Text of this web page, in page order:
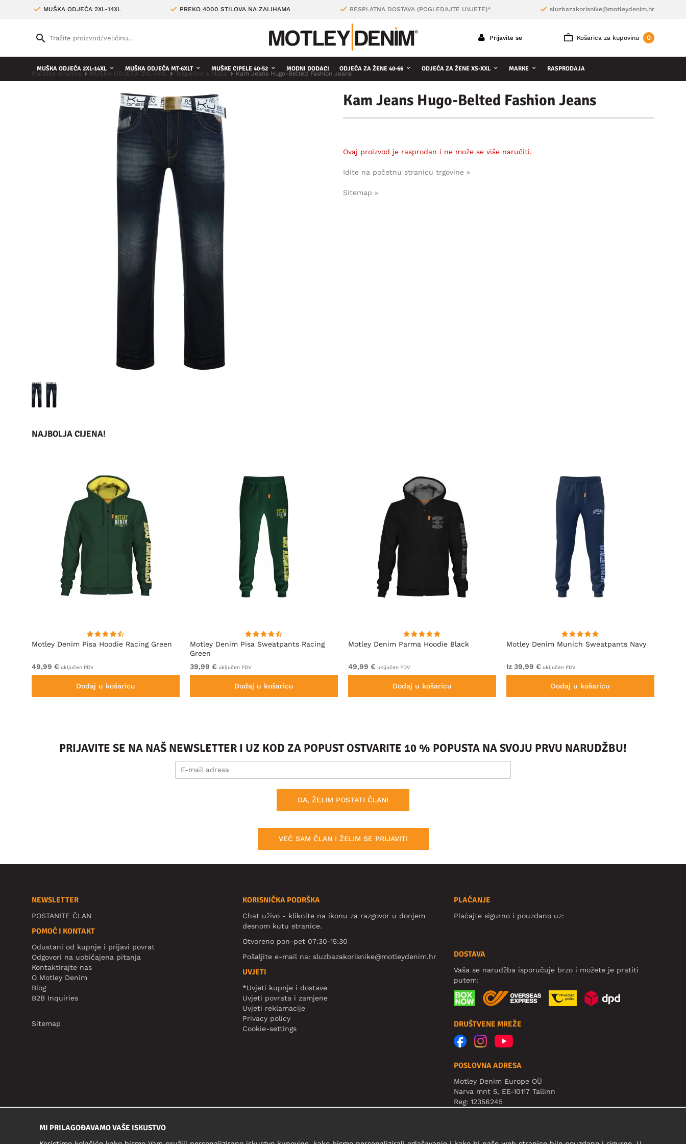
MUŠKA ODJEĆA 2XL-14XL PREKO 4000 STILOVA NA ZALIHAMA BESPLATNA DOSTAVA (POGLEDAJTE UVJETE)* sluzbazakorisnike@motleydenim.hr
Košarica za kupovinu 0
Prijavite se
MUŠKA ODJEĆA 2XL-14XL MUŠKA ODJEĆA MT-6XLT MUŠKE CIPELE 40-52 MODNI DODACI ODJEĆA ZA ŽENE 40-66 ODJEĆA ZA ŽENE XS-XXL MARKE RASPRODAJA
Početna stranica MUŠKA ODJEĆA 2XL-14XL Traperice & hlače Kam Jeans Hugo-Belted Fashion Jeans
Kam Jeans Hugo-Belted Fashion Jeans
Ovaj proizvod je rasprodan i ne može se više naručiti.
Idite na početnu stranicu trgovine »
Sitemap »
NAJBOLJA CIJENA!
Motley Denim Pisa Hoodie Racing Green
49,99 € uključen PDV
Dodaj u košaricu
Motley Denim Pisa Sweatpants Racing
Green
39,99 € uključen PDV
Dodaj u košaricu
Motley Denim Parma Hoodie Black
49,99 € uključen PDV
Dodaj u košaricu
Motley Denim Munich Sweatpants Navy
Iz 39,99 € uključen PDV
Dodaj u košaricu
PRIJAVITE SE NA NAŠ NEWSLETTER I UZ KOD ZA POPUST OSTVARITE 10 % POPUSTA NA SVOJU PRVU NARUDŽBU!
DA, ŽELIM POSTATI ČLAN!
VEĆ SAM ČLAN I ŽELIM SE PRIJAVITI
NEWSLETTER
POSTANITE ČLAN
POMOĆ I KONTAKT
Odustani od kupnje i prijavi povrat
Odgovori na uobičajena pitanja
Kontaktirajte nas
O Motley Denim
Blog
B2B Inquiries
Sitemap
KORISNIČKA PODRŠKA
Chat uživo - kliknite na ikonu za razgovor u donjem
desnom kutu stranice.
Otvoreno pon-pet 07:30-15:30
Pošaljite e-mail na:sluzbazakorisnike@motleydenim.hr
UVJETI
*Uvjeti kupnje i dostave
Uvjeti povrata i zamjene
Uvjeti reklamacije
Privacy policy
Cookie-settings
PLAĆANJE
Plaćajte sigurno i pouzdano uz:
DOSTAVA
Vaša se narudžba isporučuje brzo i možete je pratiti
putem:
DRUŠTVENE MREŽE
POSLOVNA ADRESA
Motley Denim Europe OÜ
Narva mnt 5, EE-10117 Tallinn
Reg: 12356245
MI PRILAGOĐAVAMO VAŠE ISKUSTVO